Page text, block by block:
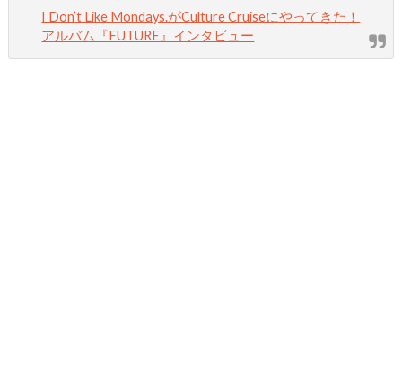
I Don’t Like Mondays.がCulture Cruiseにやってきた！
アルバム『FUTURE』インタビュー